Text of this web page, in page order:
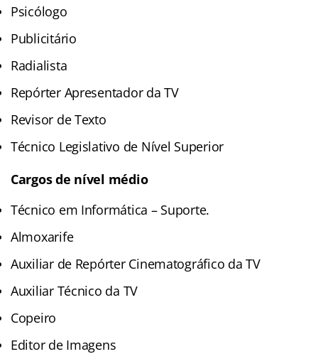
Psicólogo
Publicitário
Radialista
Repórter Apresentador da TV
Revisor de Texto
Técnico Legislativo de Nível Superior
Cargos de nível médio
Técnico em Informática – Suporte.
Almoxarife
Auxiliar de Repórter Cinematográfico da TV
Auxiliar Técnico da TV
Copeiro
Editor de Imagens